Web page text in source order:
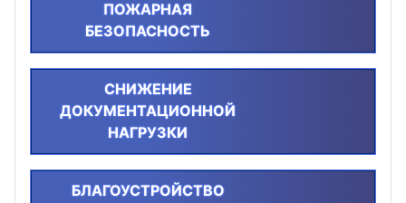
ПОЖАРНАЯ
БЕЗОПАСНОСТЬ
СНИЖЕНИЕ
ДОКУМЕНТАЦИОННОЙ
НАГРУЗКИ
БЛАГОУСТРОЙСТВО